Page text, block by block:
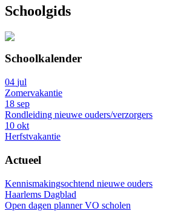
Schoolgids
Schoolkalender
04 jul
Zomervakantie
18 sep
Rondleiding nieuwe ouders/verzorgers
10 okt
Herfstvakantie
Actueel
Kennismakingsochtend nieuwe ouders
Haarlems Dagblad
Open dagen planner VO scholen